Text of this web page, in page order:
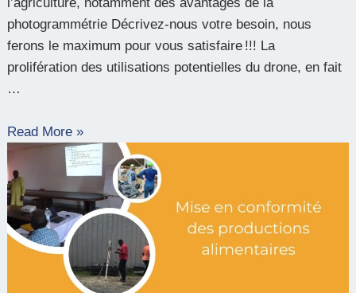
photogrammétrie Décrivez-nous votre besoin, nous
ferons le maximum pour vous satisfaire !!! La
prolifération des utilisations potentielles du drone, en fait
…
Read More »
Mise
en
conformité
des
productions
alimentaires